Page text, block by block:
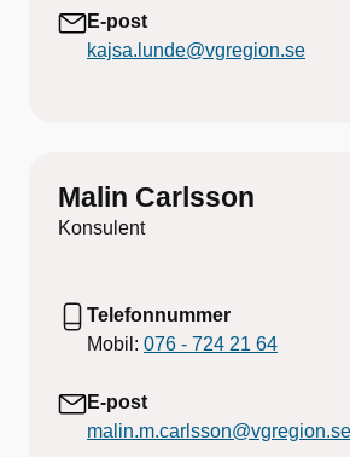
E-post
kajsa.lunde@vgregion.se
Malin Carlsson
Konsulent
Telefonnummer
Mobil: 076 - 724 21 64
E-post
malin.m.carlsson@vgregion.se